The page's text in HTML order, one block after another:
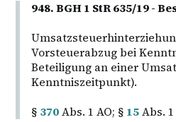
948. BGH 1 StR 635/19 -
Vorsteuerabzug bei
Beteiligung an einer
Kenntniszeitpunkt).
§ 370Abs. 1 AO; § 15Abs. 1